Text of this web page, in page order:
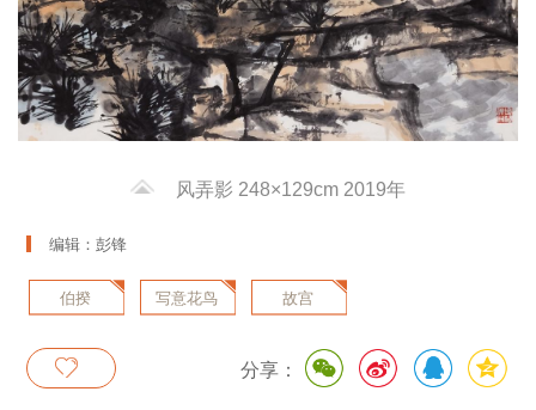
风弄影 248×129cm 2019年
编辑：彭锋
伯揆 写意花鸟 故宫
分享：